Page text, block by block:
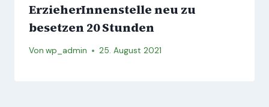
ErzieherInnenstelle neu zu
besetzen 20 Stunden
Von wp_admin 25. August 2021